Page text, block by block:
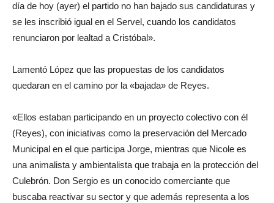
día de hoy (ayer) el partido no han bajado sus candidaturas y
se les inscribió igual en el Servel, cuando los candidatos
renunciaron por lealtad a Cristóbal».
Lamentó López que las propuestas de los candidatos
quedaran en el camino por la «bajada» de Reyes.
«Ellos estaban participando en un proyecto colectivo con él
(Reyes), con iniciativas como la preservación del Mercado
Municipal en el que participa Jorge, mientras que Nicole es
una animalista y ambientalista que trabaja en la protección del
Culebrón. Don Sergio es un conocido comerciante que
buscaba reactivar su sector y que además representa a los